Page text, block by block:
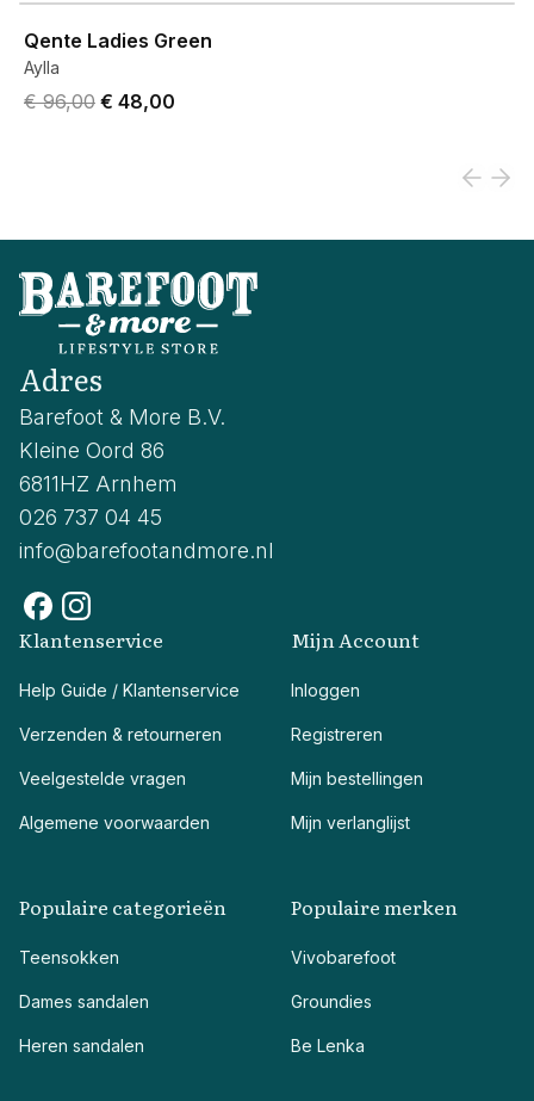
Qente Ladies Green
Aylla
Original price was € 96,00.
€ 96,00 Current price is € 48,00.
€ 48,00
Adres
Barefoot & More B.V.
Kleine Oord 86
6811HZ Arnhem
026 737 04 45
info@barefootandmore.nl
Klantenservice
Help Guide / Klantenservice
Verzenden & retourneren
Veelgestelde vragen
Algemene voorwaarden
Mijn Account
Inloggen
Registreren
Mijn bestellingen
Mijn verlanglijst
Populaire categorieën
Teensokken
Dames sandalen
Heren sandalen
Populaire merken
Vivobarefoot
Groundies
Be Lenka